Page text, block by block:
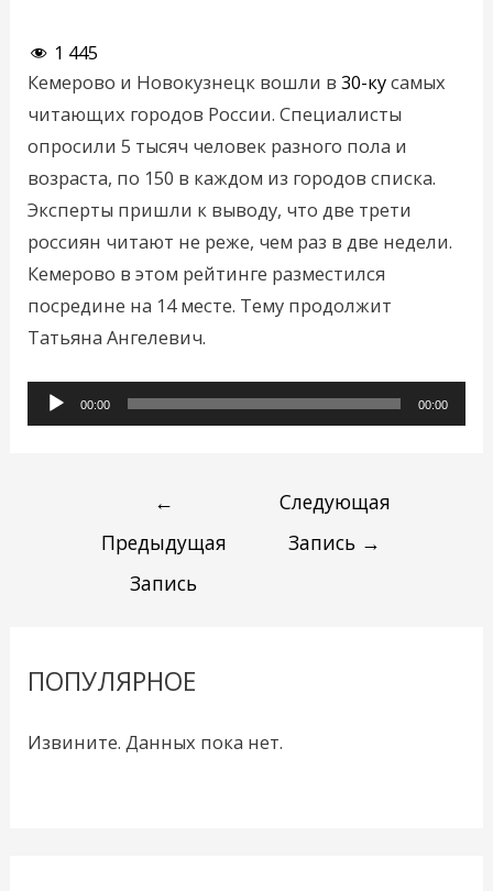
1 445
Кемерово и Новокузнецк вошли в30-кусамых
читающих городов России. Специалисты
опросили 5 тысяч человек разного пола и
возраста, по 150 в каждом из городов списка.
Эксперты пришли к выводу, что две трети
россиян читают не реже, чем раз в две недели.
Кемерово в этом рейтинге разместился
посредине на 14 месте. Тему продолжит
Татьяна Ангелевич.
Аудиоплеер
00:00 00:00
←
Предыдущая
Запись
Следующая
Запись →
ПОПУЛЯРНОЕ
Извините. Данных пока нет.